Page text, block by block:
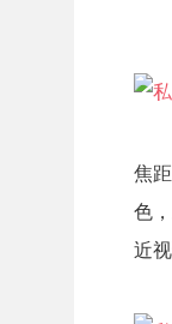
焦
色
近